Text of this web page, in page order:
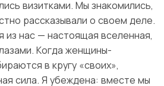
визитками. Мы знакомились,
рассказывали о своем деле.
из нас — настоящая вселенная,
Когда женщины-
в кругу «своих»,
сила. Я убеждена: вместе мы